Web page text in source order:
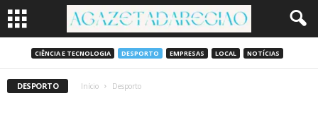
CIÊNCIA E TECNOLOGIA DESPORTO EMPRESAS LOCAL NOTÍCIAS
DESPORTO Início Desporto